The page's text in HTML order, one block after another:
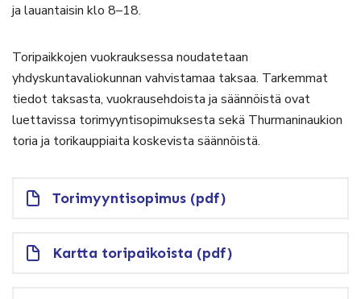
ja lauantaisin klo 8–18.
Toripaikkojen vuokrauksessa noudatetaan
yhdyskuntavaliokunnan vahvistamaa taksaa. Tarkemmat
tiedot taksasta, vuokrausehdoista ja säännöistä ovat
luettavissa torimyyntisopimuksesta sekä Thurmaninaukion
toria ja torikauppiaita koskevista säännöistä.
Torimyyntisopimus (pdf)
Kartta toripaikoista (pdf)